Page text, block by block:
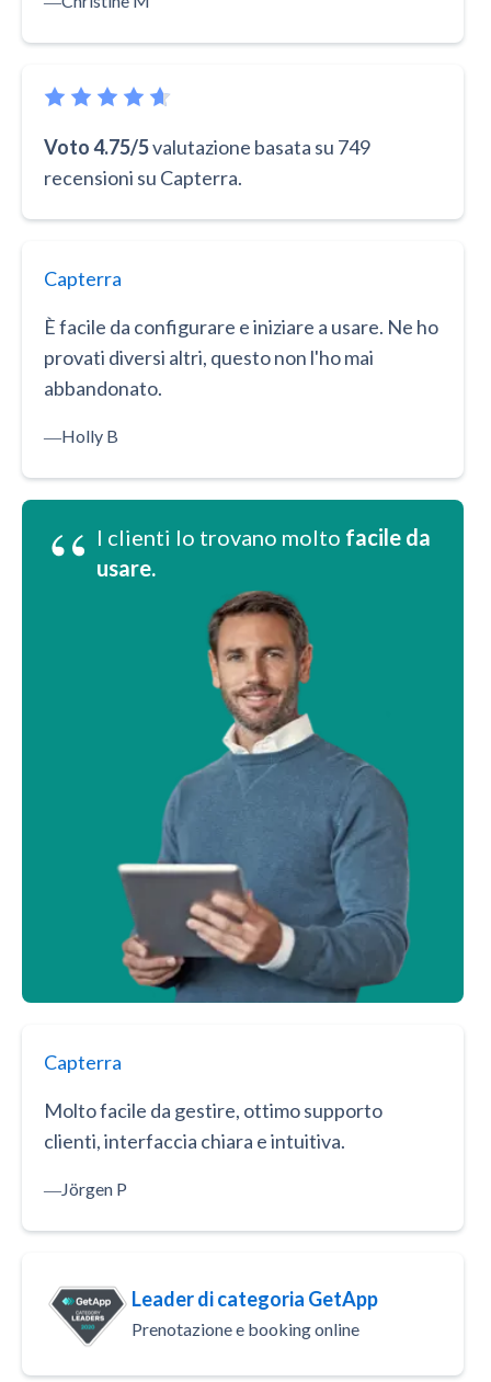
Voto 4.75/5valutazione basata su 749
recensioni su Capterra.
Capterra
È facile da configurare e iniziare a usare. Ne ho
provati diversi altri, questo non l'ho mai
abbandonato.
―Holly B
“ I clienti lo trovano molto facile da
usare.
Capterra
Molto facile da gestire, ottimo supporto
clienti, interfaccia chiara e intuitiva.
―Jörgen P
Leader di categoria GetApp
Prenotazione e booking online